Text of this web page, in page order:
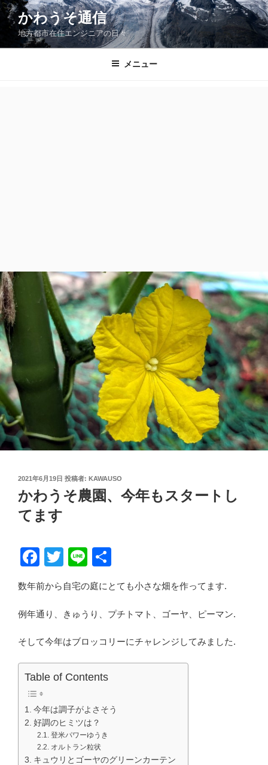
コ
ン
ン
かわうそ通信
地方都市在住エンジニアの日々
メニュー
投
稿
日:
2021年6月19日 投稿者: KAWAUSO
かわうそ農園、今年もスタートし
てます
F
c
e
b
o
o
k
T
wi
tt
er
Li
n
e
数年前から自宅の庭にとても小さな畑を作ってます.
例年通り、きゅうり、プチトマト、ゴーヤ、ピーマン.
そして今年はブロッコリーにチャレンジしてみました.
Table of Contents
今年は調子がよさそう
好調のヒミツは？
登米パワーゆうき
オルトラン粒状
キュウリとゴーヤのグリーンカーテン